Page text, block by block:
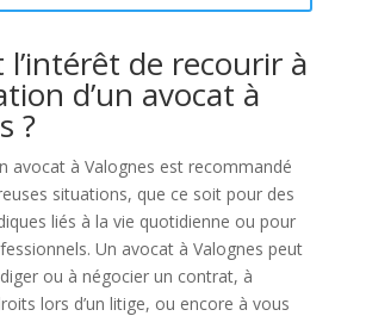
l’intérêt de recourir à
d’un avocat à
?
avocat à Valognes est recommandé
situations, que ce soit pour des
liés à la vie quotidienne ou pour
Un avocat à Valognes peut
ou à négocier un contrat, à
lors d’un litige, ou encore à vous